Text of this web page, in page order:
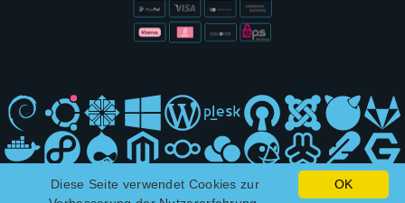
Hybrid Design mit(KI) und ❤ von menkiSys OK
Diese Seite verwendet Cookies zur